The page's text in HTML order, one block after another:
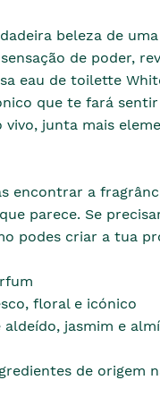
beleza de
de poder,
eau de toilette
que te fará sentir
vivo, junta mais
encontrar a
parece. Se
podes criar a tua
floral e icónico
aldeído, jasmim e
de origem